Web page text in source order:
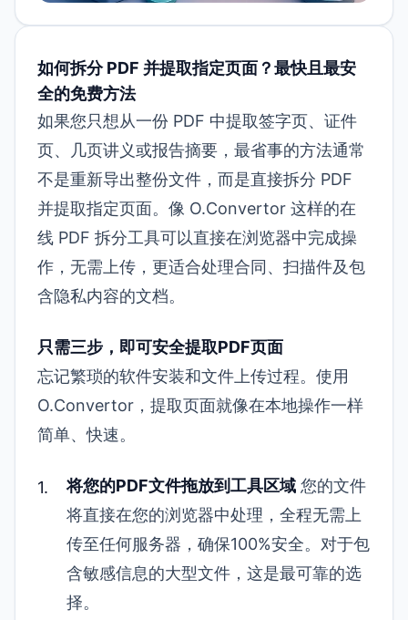
如何拆分 PDF 并提取指定页面？最快且最安
全的免费方法
如果您只想从一份 PDF 中提取签字页、证件
页、几页讲义或报告摘要，最省事的方法通常
不是重新导出整份文件，而是直接拆分 PDF
并提取指定页面。像 O.Convertor 这样的在
线 PDF 拆分工具可以直接在浏览器中完成操
作，无需上传，更适合处理合同、扫描件及包
含隐私内容的文档。
只需三步，即可安全提取PDF页面
忘记繁琐的软件安装和文件上传过程。使用
O.Convertor，提取页面就像在本地操作一样
简单、快速。
将您的PDF文件拖放到工具区域 您的文件
将直接在您的浏览器中处理，全程无需上
传至任何服务器，确保100%安全。对于包
含敏感信息的大型文件，这是最可靠的选
择。